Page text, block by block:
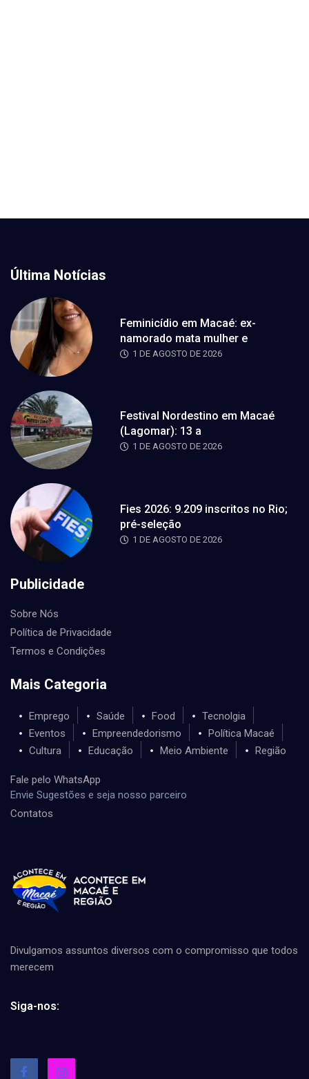
Última Notícias
Feminicídio em Macaé: ex-
namorado mata mulher e
1 DE AGOSTO DE 2026
Festival Nordestino em Macaé
(Lagomar): 13 a
1 DE AGOSTO DE 2026
Fies 2026: 9.209 inscritos no Rio;
pré-seleção
1 DE AGOSTO DE 2026
Publicidade
Sobre Nós
Política de Privacidade
Termos e Condições
Mais Categoria
Emprego Saúde Food
Tecnolgia
Eventos
Empreendedorismo
Política Macaé
Cultura
Educação Meio Ambiente Região
Fale pelo WhatsApp
Envie Sugestões e seja nosso parceiro
Contatos
Divulgamos assuntos diversos com o compromisso que todos
merecem
Siga-nos: